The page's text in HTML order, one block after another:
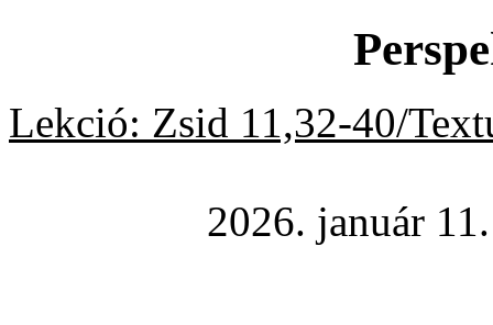
Lekció: Zsid 11,32-40/
2026. január 11.